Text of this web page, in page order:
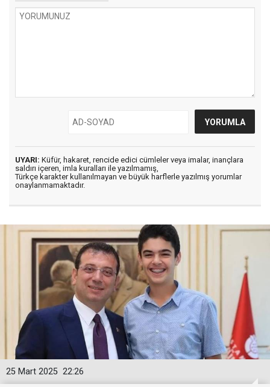
UYARI: Küfür, hakaret, rencide edici cümleler veya imalar, inançlara
saldırı içeren, imla kuralları ile yazılmamış,
Türkçe karakter kullanılmayan ve büyük harflerle yazılmış yorumlar
onaylanmamaktadır.
22:26
25 Mart 2025